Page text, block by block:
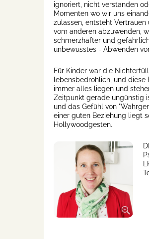
ignoriert, nicht verstanden
Momenten wo wir uns
zulassen, entsteht
vom anderen abzuwenden,
schmerzhafter und
unbewusstes - Abwenden
Für Kinder war die
lebensbedrohlich, und
immer alles liegen und
Zeitpunkt gerade ungünstig
und das Gefühl von
einer guten Beziehung liegt
Hollywoodgesten.